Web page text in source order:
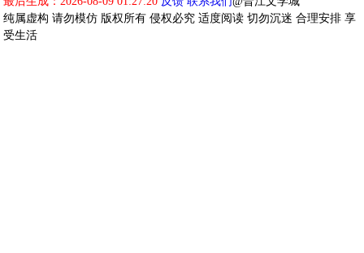
纯属虚构 请勿模仿 版权所有 侵权必究 适度阅读 切勿沉迷 合理安排 享
受生活